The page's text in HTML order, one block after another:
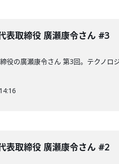
表取締役 廣瀬康令さん #3
役の廣瀬康令さん 第3回。テクノロ
表取締役 廣瀬康令さん #2